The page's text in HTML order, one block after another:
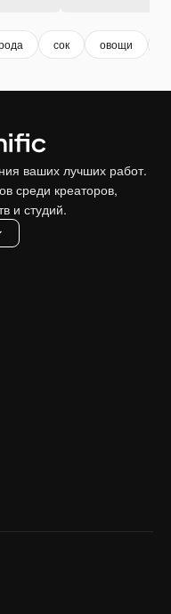
сок овощи
ваших лучших работ.
среди креаторов,
и студий.